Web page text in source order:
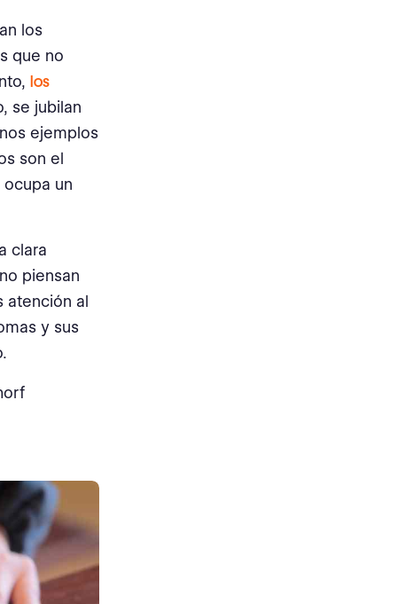
los
que no
los
se jubilan
ejemplos
son el
un
clara
piensan
atención al
y sus